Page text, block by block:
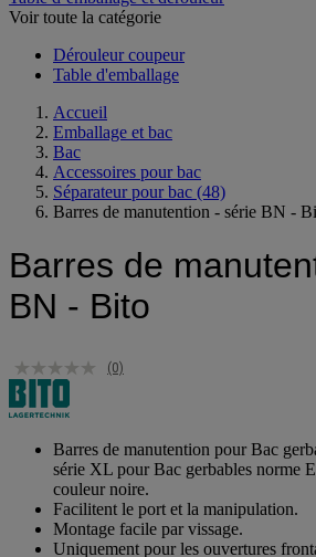
Table d’emballage et dérouleur
Dérouleur coupeur
Accueil
Emballage et bac
Bac
Accessoires pour bac
Séparateur pour bac (48)
Barres de
BN - Bito
Barres de manutention pour Bac
série XL pour Bac gerbables norme
couleur noire.
Facilitent le port et la manipulation.
Montage facile par vissage.